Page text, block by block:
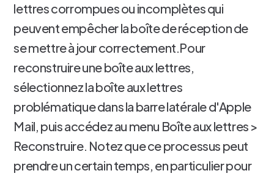
lettres corrompues ou incomplètes qui
peuvent empêcher la boîte de réception de
se mettre à jour correctement.Pour
reconstruire une boîte aux lettres,
sélectionnez la boîte aux lettres
problématique dans la barre latérale d'Apple
Mail, puis accédez au menu Boîte aux lettres >
Reconstruire. Notez que ce processus peut
prendre un certain temps, en particulier pour